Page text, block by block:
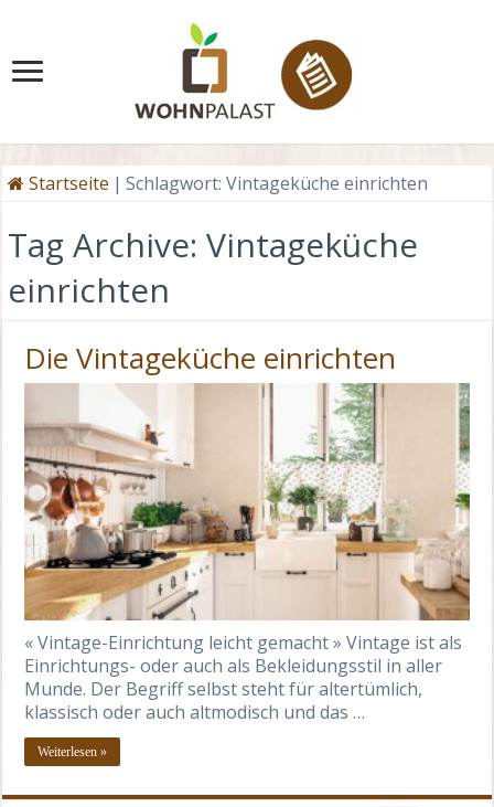
Startseite | Schlagwort:Vintageküche einrichten
Tag Archive:Vintageküche
einrichten
Die Vintageküche einrichten
« Vintage-Einrichtung leicht gemacht » Vintage ist als
Einrichtungs- oder auch als Bekleidungsstil in aller
Munde. Der Begriff selbst steht für altertümlich,
klassisch oder auch altmodisch und das …
Weiterlesen »